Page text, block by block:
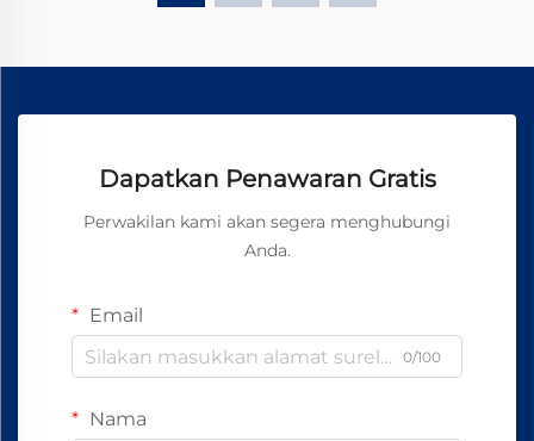
Dapatkan Penawaran Gratis
Perwakilan kami akan segera menghubungi
Anda.
Email
0/100
Nama